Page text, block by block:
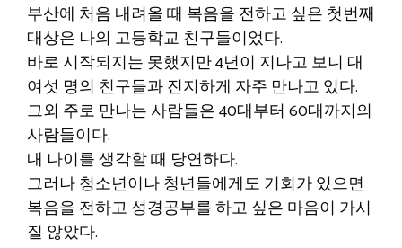
부산에 처음 내려올 때 복음을 전하고 싶은 첫번째
대상은 나의 고등학교 친구들이었다.
바로 시작되지는 못했지만 4년이 지나고 보니 대
여섯 명의 친구들과 진지하게 자주 만나고 있다.
그외 주로 만나는 사람들은 40대부터 60대까지의
사람들이다.
내 나이를 생각할 때 당연하다.
그러나 청소년이나 청년들에게도 기회가 있으면
복음을 전하고 성경공부를 하고 싶은 마음이 가시
질 않았다.